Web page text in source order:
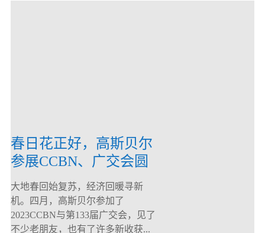
春日花正好，高斯贝尔
参展CCBN、广交会圆
满落幕！
大地春回始复苏，经济回暖寻新
机。四月，高斯贝尔参加了
2023CCBN与第133届广交会，见了
不少老朋友，也有了许多新收获...